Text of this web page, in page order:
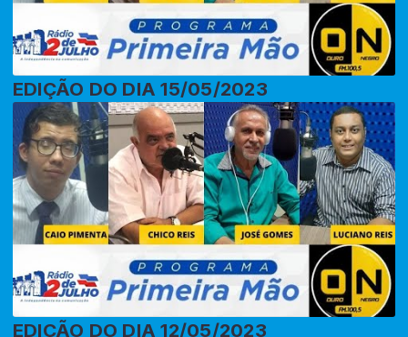
EDIÇÃO DO DIA 15/05/2023
EDIÇÃO DO DIA 12/05/2023